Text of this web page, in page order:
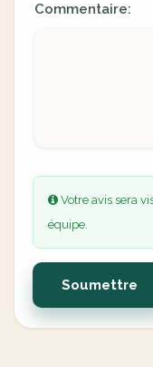
Commentaire:
Votre avis sera
équipe.
Soumettre